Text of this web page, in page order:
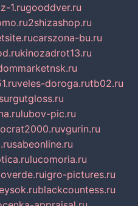
1.rugooddver.ru
2shizashop.ru
carszona-bu.ru
kinozadrot13.ru
veles-doroga.rutb02.ru
surgutgloss.ru
lubov-pic.ru
vgurin.ru
sabeonline.ru
lucomoria.ru
igro-pictures.ru
blackcountess.ru